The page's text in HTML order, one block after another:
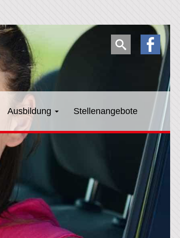
Ausbildung Stellenangebote